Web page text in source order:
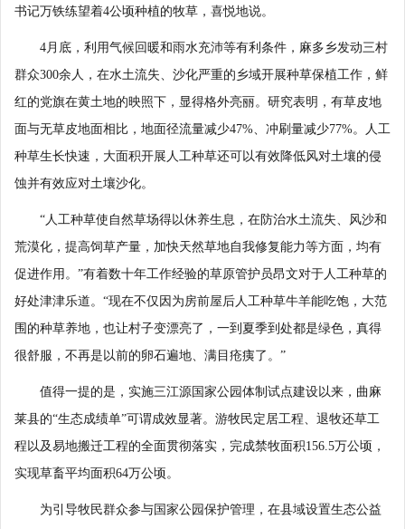
书记万铁练望着4公顷种植的牧草，喜悦地说。
4月底，利用气候回暖和雨水充沛等有利条件，麻多乡发动三村
群众300余人，在水土流失、沙化严重的乡域开展种草保植工作，鲜
红的党旗在黄土地的映照下，显得格外亮丽。研究表明，有草皮地
面与无草皮地面相比，地面径流量减少47%、冲刷量减少77%。人工
种草生长快速，大面积开展人工种草还可以有效降低风对土壤的侵
蚀并有效应对土壤沙化。
“人工种草使自然草场得以休养生息，在防治水土流失、风沙和
荒漠化，提高饲草产量，加快天然草地自我修复能力等方面，均有
促进作用。”有着数十年工作经验的草原管护员昂文对于人工种草的
好处津津乐道。“现在不仅因为房前屋后人工种草牛羊能吃饱，大范
围的种草养地，也让村子变漂亮了，一到夏季到处都是绿色，真得
很舒服，不再是以前的卵石遍地、满目疮痍了。”
值得一提的是，实施三江源国家公园体制试点建设以来，曲麻
莱县的“生态成绩单”可谓成效显著。游牧民定居工程、退牧还草工
程以及易地搬迁工程的全面贯彻落实，完成禁牧面积156.5万公顷，
实现草畜平均面积64万公顷。
为引导牧民群众参与国家公园保护管理，在县域设置生态公益